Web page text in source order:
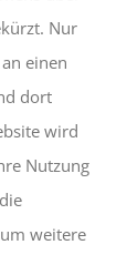
Nur
einen
dort
wird
Nutzung
weitere